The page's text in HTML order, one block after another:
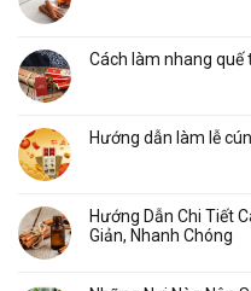
Cách làm nhang
Hướng dẫn làm lễ
Hướng Dẫn Chi Tiết
Giản, Nhanh Chóng